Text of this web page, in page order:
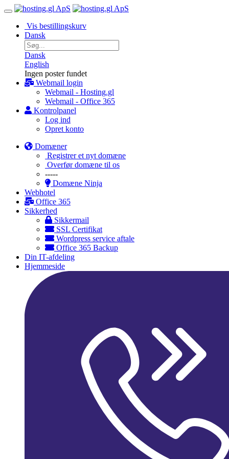
Vis bestillingskurv
Dansk
Dansk
English
Ingen poster fundet
Webmail login
Webmail - Hosting.gl
Webmail - Office 365
Kontrolpanel
Log ind
Opret konto
Domæner
Registrer et nyt domæne
Overfør domæne til os
-----
Domæne Ninja
Webhotel
Office 365
Sikkerhed
Sikkermail
SSL Certifikat
Wordpress service aftale
Office 365 Backup
Din IT-afdeling
Hjemmeside